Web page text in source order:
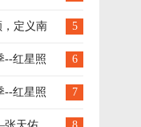
5
定义南
6
--红星照
7
--红星照